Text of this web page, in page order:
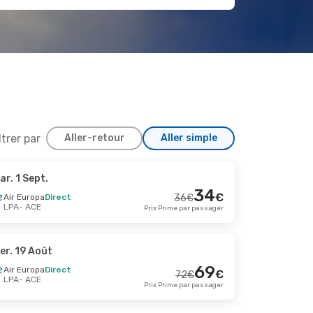
par Aller-retour Aller simple
Août
1 Sept.
Air EuropaDirect
LPA- ACE
36€34€
Prix Prime par passager
19 Août
Air EuropaDirect
LPA- ACE 72€69€
Prix Prime par passager